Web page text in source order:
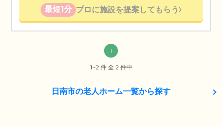
最短1分 プロに施設を提案してもらう
1
1~2 件 全 2 件中
日南市の老人ホーム一覧から探す